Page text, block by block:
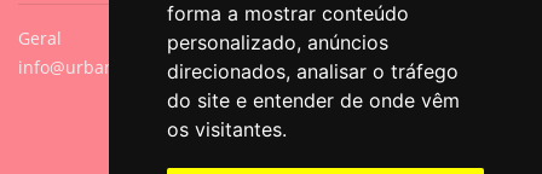
forma a mostrar conteúdo
personalizado, anúncios
direcionados, analisar o tráfego
do site e entender de onde vêm
os visitantes.
Geral
info@urbanpets.pt